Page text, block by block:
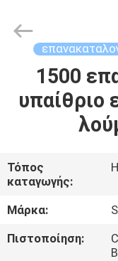
ΣΠΊΤΙ
ΠΡΟΪΌΝΤΑ
ΒΊΝΤΕΟ
ΣΧΕΤΙΚΆ
ΜΕ
Trade
1500
υπαίθριο
Τόπος
καταγωγής:
Μάρκα:
Πιστοποίηση: